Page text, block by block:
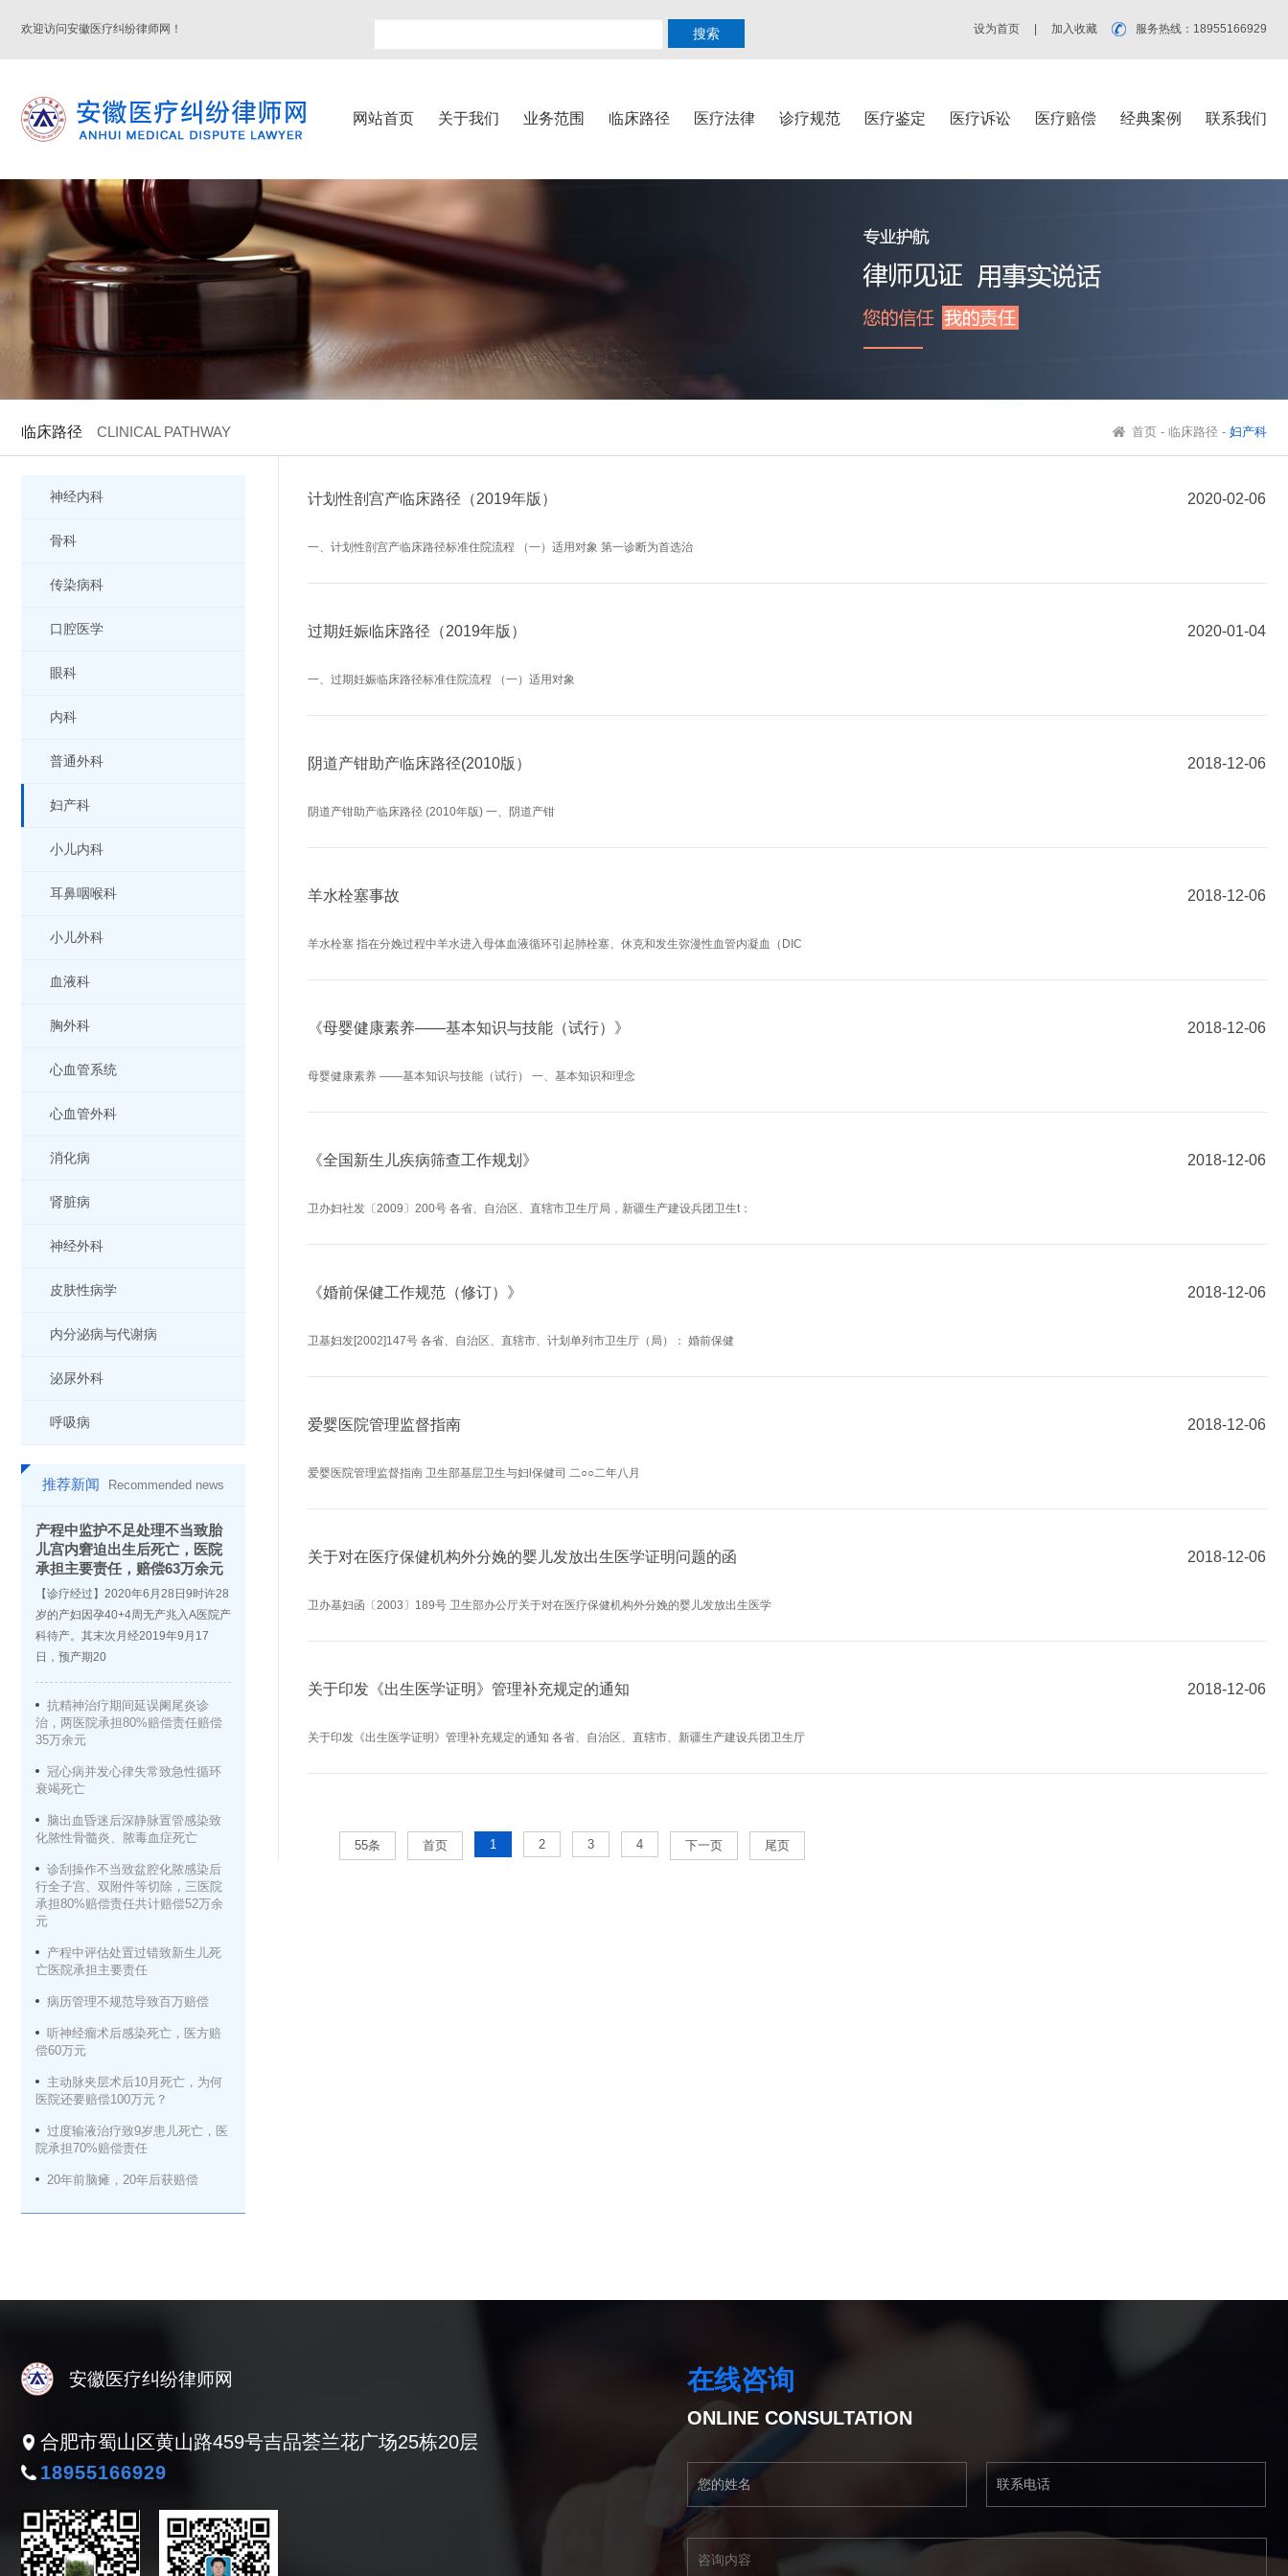
欢迎访问安徽医疗纠纷律师网！ 搜索 设为首页 加入收藏 服务热线：18955166929
网站首页 关于我们 业务范围 临床路径 医疗法律 诊疗规范 医疗鉴定 医疗诉讼 医疗赔偿 经典案例 联系我们
临床路径 CLINICAL PATHWAY 首页 - 临床路径 - 妇产科
神经内科
骨科
传染病科
口腔医学
眼科
内科
普通外科
妇产科
小儿内科
耳鼻咽喉科
小儿外科
血液科
胸外科
心血管系统
心血管外科
消化病
肾脏病
神经外科
皮肤性病学
内分泌病与代谢病
泌尿外科
呼吸病
推荐新闻 Recommended news
产程中监护不足处理不当致胎
儿宫内窘迫出生后死亡，医院
承担主要责任，赔偿63万余元
【诊疗经过】2020年6月28日9时许28
岁的产妇因孕40+4周无产兆入A医院产
科待产。其末次月经2019年9月17
日，预产期20
抗精神治疗期间延误阑尾炎诊
治，两医院承担80%赔偿责任赔偿
35万余元
冠心病并发心律失常致急性循环
衰竭死亡
脑出血昏迷后深静脉置管感染致
化脓性骨髓炎、脓毒血症死亡
诊刮操作不当致盆腔化脓感染后
行全子宫、双附件等切除，三医院
承担80%赔偿责任共计赔偿52万余
元
产程中评估处置过错致新生儿死
亡医院承担主要责任
病历管理不规范导致百万赔偿
听神经瘤术后感染死亡，医方赔
偿60万元
主动脉夹层术后10月死亡，为何
医院还要赔偿100万元？
过度输液治疗致9岁患儿死亡，医
院承担70%赔偿责任
20年前脑瘫，20年后获赔偿
计划性剖宫产临床路径（2019年版） 2020-02-06
一、计划性剖宫产临床路径标准住院流程 （一）适用对象 第一诊断为首选治
过期妊娠临床路径（2019年版） 2020-01-04
一、过期妊娠临床路径标准住院流程 （一）适用对象
阴道产钳助产临床路径(2010版） 2018-12-06
阴道产钳助产临床路径 (2010年版) 一、阴道产钳
羊水栓塞事故 2018-12-06
羊水栓塞 指在分娩过程中羊水进入母体血液循环引起肺栓塞、休克和发生弥漫性血管内凝血（DIC
《母婴健康素养――基本知识与技能（试行）》 2018-12-06
母婴健康素养 ——基本知识与技能（试行） 一、基本知识和理念
《全国新生儿疾病筛查工作规划》 2018-12-06
卫办妇社发〔2009〕200号 各省、自治区、直辖市卫生厅局，新疆生产建设兵团卫生t：
《婚前保健工作规范（修订）》 2018-12-06
卫基妇发[2002]147号 各省、自治区、直辖市、计划单列市卫生厅（局）： 婚前保健
爱婴医院管理监督指南 2018-12-06
爱婴医院管理监督指南 卫生部基层卫生与妇l保健司 二○○二年八月
关于对在医疗保健机构外分娩的婴儿发放出生医学证明问题的函 2018-12-06
卫办基妇函〔2003〕189号 卫生部办公厅关于对在医疗保健机构外分娩的婴儿发放出生医学
关于印发《出生医学证明》管理补充规定的通知 2018-12-06
关于印发《出生医学证明》管理补充规定的通知 各省、自治区、直辖市、新疆生产建设兵团卫生厅
55条 首页 1 2 3 4 下一页 尾页
安徽医疗纠纷律师网
合肥市蜀山区黄山路459号吉品荟兰花广场25栋20层
18955166929
在线咨询
ONLINE CONSULTATION